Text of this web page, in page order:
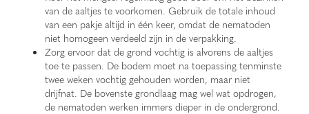
van de aaltjes te voorkomen. Gebruik de totale inhoud
van een pakje altijd in één keer, omdat de nematoden
niet homogeen verdeeld zijn in de verpakking.
Zorg ervoor dat de grond vochtig is alvorens de aaltjes
toe te passen. De bodem moet na toepassing tenminste
twee weken vochtig gehouden worden, maar niet
drijfnat. De bovenste grondlaag mag wel wat opdrogen,
de nematoden werken immers dieper in de ondergrond.